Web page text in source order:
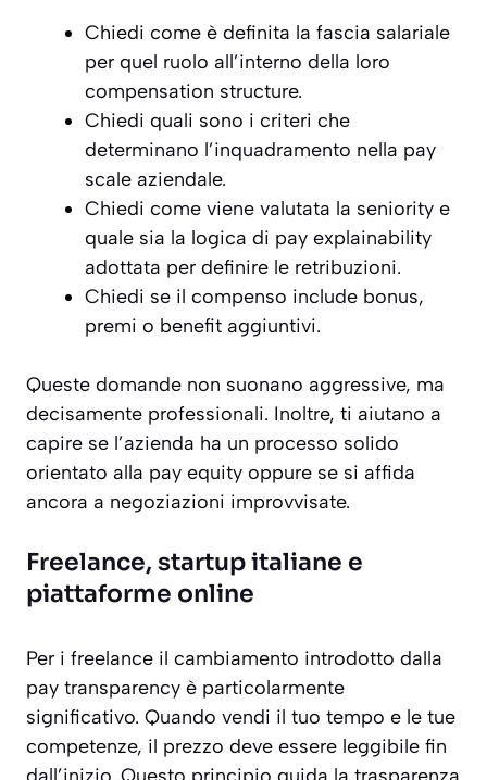
Chiedi come è definita la fascia salariale
per quel ruolo all’interno della loro
compensation structure.
Chiedi quali sono i criteri che
determinano l’inquadramento nella pay
scale aziendale.
Chiedi come viene valutata la seniority e
quale sia la logica di pay explainability
adottata per definire le retribuzioni.
Chiedi se il compenso include bonus,
premi o benefit aggiuntivi.
Queste domande non suonano aggressive, ma
decisamente professionali. Inoltre, ti aiutano a
capire se l’azienda ha un processo solido
orientato alla pay equity oppure se si affida
ancora a negoziazioni improvvisate.
Freelance, startup italiane e
piattaforme online
Per i freelance il cambiamento introdotto dalla
pay transparency è particolarmente
significativo. Quando vendi il tuo tempo e le tue
competenze, il prezzo deve essere leggibile fin
dall’inizio. Questo principio guida la trasparenza